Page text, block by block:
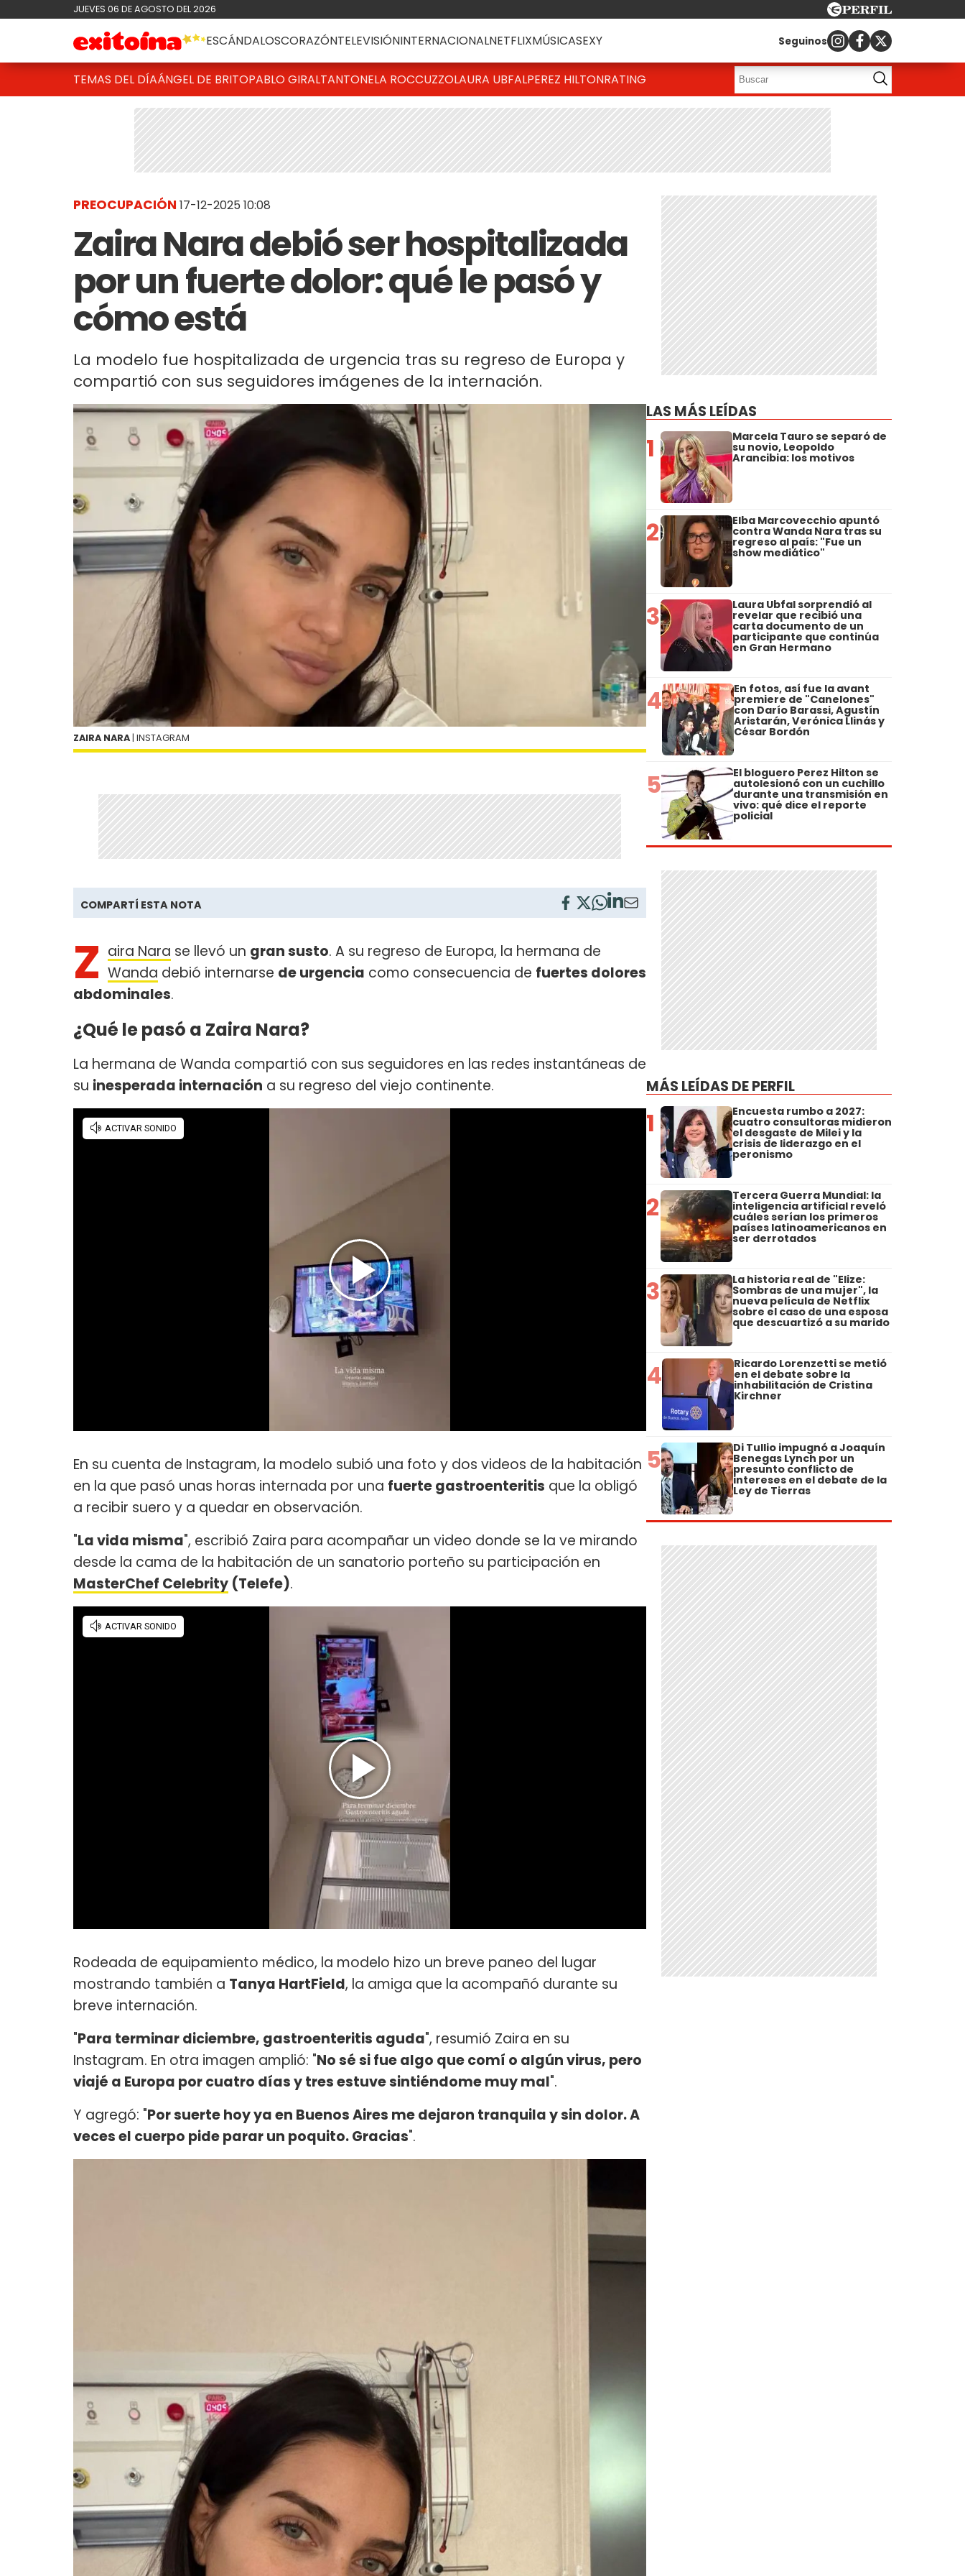
JUEVES 06 DE AGOSTO DEL 2026
ESCÁNDALOSCORAZÓNTELEVISIÓNINTERNACIONALNETFLIXMÚSICASEXY Seguinos
TEMAS DEL DÍAÁNGEL DE BRITOPABLO GIRALTANTONELA ROCCUZZOLAURA UBFALPEREZ HILTONRATING
PREOCUPACIÓN 17-12-2025 10:08
Zaira Nara debió ser hospitalizada
por un fuerte dolor: qué le pasó y
cómo está
La modelo fue hospitalizada de urgencia tras su regreso de Europa y
compartió con sus seguidores imágenes de la internación.
ZAIRA NARA | INSTAGRAM
COMPARTÍ ESTA NOTA
Z aira Nara se llevó un gran susto. A su regreso de Europa, la hermana de
Wanda debió internarse de urgencia como consecuencia de fuertes dolores
abdominales.
¿Qué le pasó a Zaira Nara?
La hermana de Wanda compartió con sus seguidores en las redes instantáneas de
su inesperada internación a su regreso del viejo continente.
En su cuenta de Instagram, la modelo subió una foto y dos videos de la habitación
en la que pasó unas horas internada por una fuerte gastroenteritis que la obligó
a recibir suero y a quedar en observación.
"La vida misma", escribió Zaira para acompañar un video donde se la ve mirando
desde la cama de la habitación de un sanatorio porteño su participación en
MasterChef Celebrity (Telefe).
Rodeada de equipamiento médico, la modelo hizo un breve paneo del lugar
mostrando también a Tanya HartField, la amiga que la acompañó durante su
breve internación.
"Para terminar diciembre, gastroenteritis aguda", resumió Zaira en su
Instagram. En otra imagen amplió: "No sé si fue algo que comí o algún virus, pero
viajé a Europa por cuatro días y tres estuve sintiéndome muy mal".
Y agregó: "Por suerte hoy ya en Buenos Aires me dejaron tranquila y sin dolor. A
veces el cuerpo pide parar un poquito. Gracias".
LAS MÁS LEÍDAS
1 Marcela Tauro se separó de
su novio, Leopoldo
Arancibia: los motivos
2 Elba Marcovecchio apuntó
contra Wanda Nara tras su
regreso al país: "Fue un
show mediático"
3 Laura Ubfal sorprendió al
revelar que recibió una
carta documento de un
participante que continúa
en Gran Hermano
4 En fotos, así fue la avant
premiere de "Canelones"
con Darío Barassi, Agustín
Aristarán, Verónica Llinás y
César Bordón
5 El bloguero Perez Hilton se
autolesionó con un cuchillo
durante una transmisión en
vivo: qué dice el reporte
policial
MÁS LEÍDAS DE PERFIL
1 Encuesta rumbo a 2027:
cuatro consultoras midieron
el desgaste de Milei y la
crisis de liderazgo en el
peronismo
2 Tercera Guerra Mundial: la
inteligencia artificial reveló
cuáles serían los primeros
países latinoamericanos en
ser derrotados
3 La historia real de "Elize:
Sombras de una mujer", la
nueva película de Netflix
sobre el caso de una esposa
que descuartizó a su marido
4 Ricardo Lorenzetti se metió
en el debate sobre la
inhabilitación de Cristina
Kirchner
5 Di Tullio impugnó a Joaquín
Benegas Lynch por un
presunto conflicto de
intereses en el debate de la
Ley de Tierras